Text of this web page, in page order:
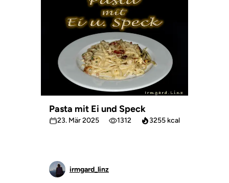
Pasta mit Ei und Speck
23. Mär 2025 1312 3255 kcal
irmgard_linz